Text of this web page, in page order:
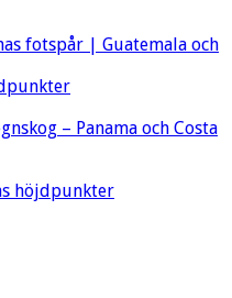
fotspår | Guatemala och
– Panama och Costa
höjdpunkter